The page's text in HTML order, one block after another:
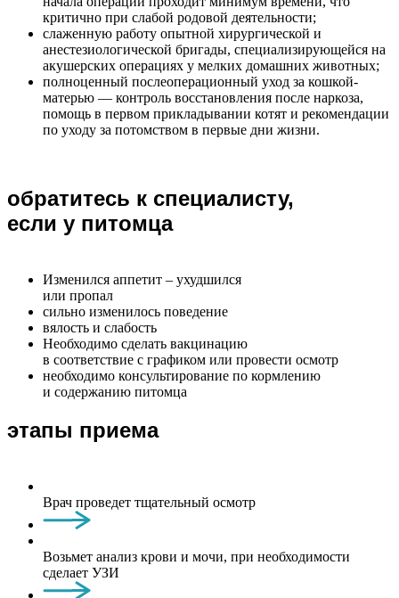
критично при слабой родовой деятельности;
слаженную работу опытной хирургической и
анестезиологической бригады, специализирующейся на
акушерских операциях у мелких домашних животных;
полноценный послеоперационный уход за кошкой-
матерью — контроль восстановления после наркоза,
помощь в первом прикладывании котят и рекомендации
по уходу за потомством в первые дни жизни.
обратитесь к специалисту,
если у питомца
Изменился аппетит – ухудшился
или пропал
сильно изменилось поведение
вялость и слабость
Необходимо сделать вакцинацию
в соответствие с графиком или провести осмотр
необходимо консультирование по кормлению
и содержанию питомца
этапы приема
Врач проведет тщательный осмотр
Возьмет анализ крови и мочи, при необходимости
сделает УЗИ